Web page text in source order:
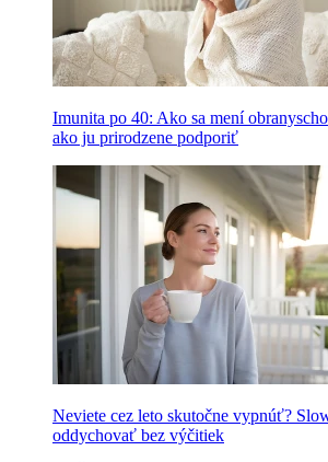
Imunita po 40: Ako sa mení
ako ju prirodzene podporiť
Neviete cez leto skutočne vypnúť?
oddychovať bez výčitiek